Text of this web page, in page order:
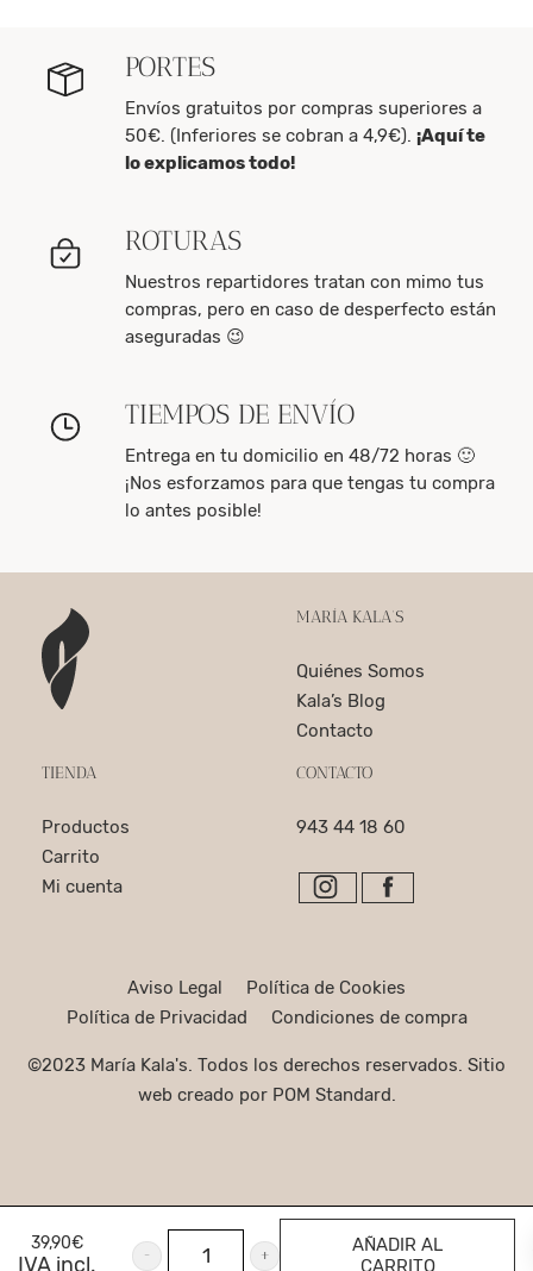
39,90€
IVA incl.
AÑADIR AL
CARRITO
PORTES
Envíos gratuitos por compras superiores a
50€. (Inferiores se cobran a 4,9€). ¡Aquí te
lo explicamos todo!
ROTURAS
Nuestros repartidores tratan con mimo tus
compras, pero en caso de desperfecto están
aseguradas 😉
TIEMPOS DE ENVÍO
Entrega en tu domicilio en 48/72 horas 🙂
¡Nos esforzamos para que tengas tu compra
lo antes posible!
MARÍA KALA’S
Quiénes Somos
Kala’s Blog
Contacto
TIENDA
Productos
Carrito
Mi cuenta
CONTACTO
943 44 18 60
Aviso Legal
Política de Cookies
Política de Privacidad
Condiciones de compra
©2023 María Kala's. Todos los derechos reservados. Sitio
web creado por POM Standard.